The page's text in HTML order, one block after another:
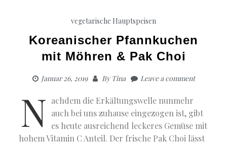
vegetarische Hauptspeisen
Koreanischer Pfannkuchen
mit Möhren & Pak Choi
Januar 26, 2019 ByTina Leave a comment
N achdem die Erkältungswelle nunmehr
auch bei uns zuhause eingezogen ist, gibt
es heute ausreichend leckeres Gemüse mit
hohem Vitamin C Anteil. Der frische Pak Choi lässt